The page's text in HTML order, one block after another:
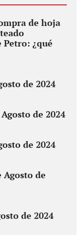
de hoja
¿qué
de 2024
de 2024
de 2024
Agosto de
de 2024